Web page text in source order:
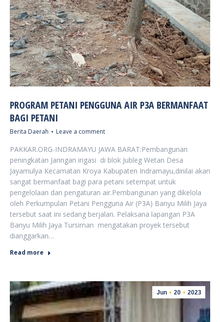
PROGRAM PETANI PENGGUNA AIR P3A BERMANFAAT
BAGI PETANI
Berita Daerah Leave a comment
PAKKAR.ORG-INDRAMAYU JAWA BARAT:Pembangunan
peningkatan Jaringan irigasi di blok Jubleg Wetan Desa
Jayamulya Kecamatan Kroya Kabupaten Indramayu,dinilai akan
sangat bermanfaat bagi para petani setempat untuk
pengelolaan dan pengaturan air.Pembangunan yang dikelola
oleh Perkumpulan Petani Pengguna Air (P3A) Banyu Milih Jaya
tersebut saat ini sedang berjalan. Pelaksana lapangan P3A
Banyu Milih Jaya Tursiman mengatakan proyek tersebut
dianggarkan…
Read more
Jun 20 2023